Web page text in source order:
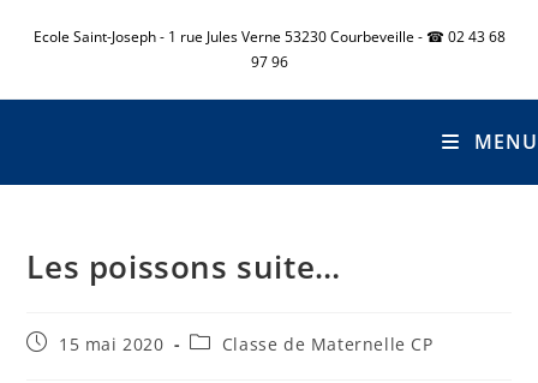
Ecole Saint-Joseph - 1 rue Jules Verne 53230 Courbeveille - ☎ 02 43 68
97 96
MENU
Les poissons suite…
15 mai 2020 Classe de Maternelle CP